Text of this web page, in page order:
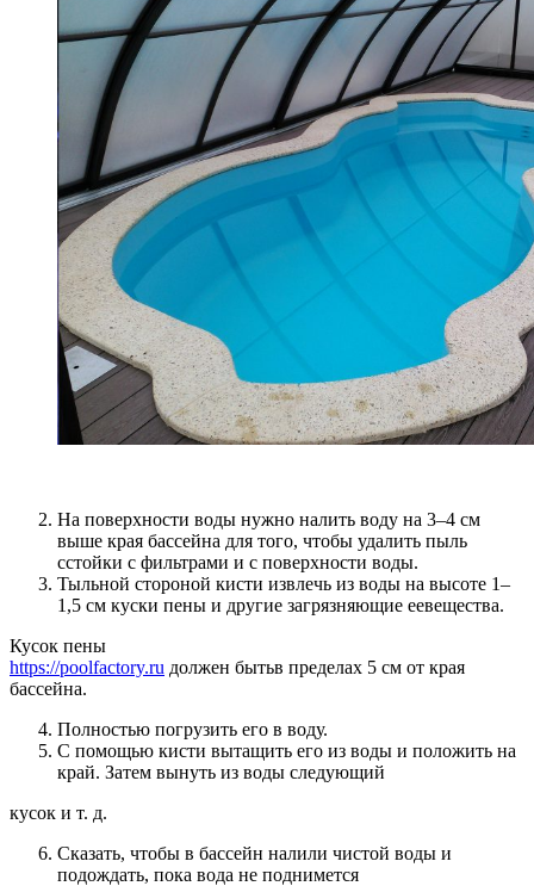
На поверхности воды нужно налить воду на 3–4 см
выше края бассейна для того, чтобы удалить пыль
сстойки с фильтрами и с поверхности воды.
Тыльной стороной кисти извлечь из воды на высоте 1–
1,5 см куски пены и другие загрязняющие еевещества.
Кусок пены
https://poolfactory.ru должен бытьв пределах 5 см от края
бассейна.
Полностью погрузить его в воду.
С помощью кисти вытащить его из воды и положить на
край. Затем вынуть из воды следующий
кусок и т. д.
Сказать, чтобы в бассейн налили чистой воды и
подождать, пока вода не поднимется